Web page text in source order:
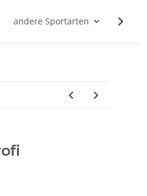
andere Sportarten